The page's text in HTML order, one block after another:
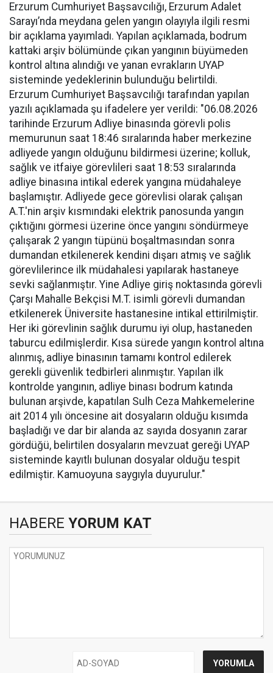
Erzurum Cumhuriyet Başsavcılığı, Erzurum Adalet
Sarayı’nda meydana gelen yangın olayıyla ilgili resmi
bir açıklama yayımladı. Yapılan açıklamada, bodrum
kattaki arşiv bölümünde çıkan yangının büyümeden
kontrol altına alındığı ve yanan evrakların UYAP
sisteminde yedeklerinin bulunduğu belirtildi.
Erzurum Cumhuriyet Başsavcılığı tarafından yapılan
yazılı açıklamada şu ifadelere yer verildi: "06.08.2026
tarihinde Erzurum Adliye binasında görevli polis
memurunun saat 18:46 sıralarında haber merkezine
adliyede yangın olduğunu bildirmesi üzerine; kolluk,
sağlık ve itfaiye görevlileri saat 18:53 sıralarında
adliye binasına intikal ederek yangına müdahaleye
başlamıştır. Adliyede gece görevlisi olarak çalışan
A.T.'nin arşiv kısmındaki elektrik panosunda yangın
çıktığını görmesi üzerine önce yangını söndürmeye
çalışarak 2 yangın tüpünü boşaltmasından sonra
dumandan etkilenerek kendini dışarı atmış ve sağlık
görevlilerince ilk müdahalesi yapılarak hastaneye
sevki sağlanmıştır. Yine Adliye giriş noktasında görevli
Çarşı Mahalle Bekçisi M.T. isimli görevli dumandan
etkilenerek Üniversite hastanesine intikal ettirilmiştir.
Her iki görevlinin sağlık durumu iyi olup, hastaneden
taburcu edilmişlerdir. Kısa sürede yangın kontrol altına
alınmış, adliye binasının tamamı kontrol edilerek
gerekli güvenlik tedbirleri alınmıştır. Yapılan ilk
kontrolde yangının, adliye binası bodrum katında
bulunan arşivde, kapatılan Sulh Ceza Mahkemelerine
ait 2014 yılı öncesine ait dosyaların olduğu kısımda
başladığı ve dar bir alanda az sayıda dosyanın zarar
gördüğü, belirtilen dosyaların mevzuat gereği UYAP
sisteminde kayıtlı bulunan dosyalar olduğu tespit
edilmiştir. Kamuoyuna saygıyla duyurulur."
HABERE YORUM KAT